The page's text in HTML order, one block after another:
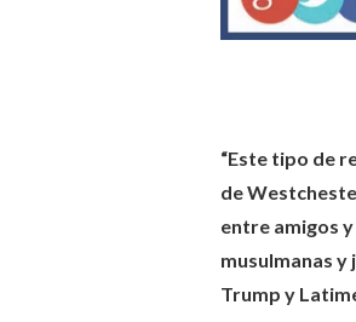
“Este tipo de
de
entre amigos
musulmanas
Trump y